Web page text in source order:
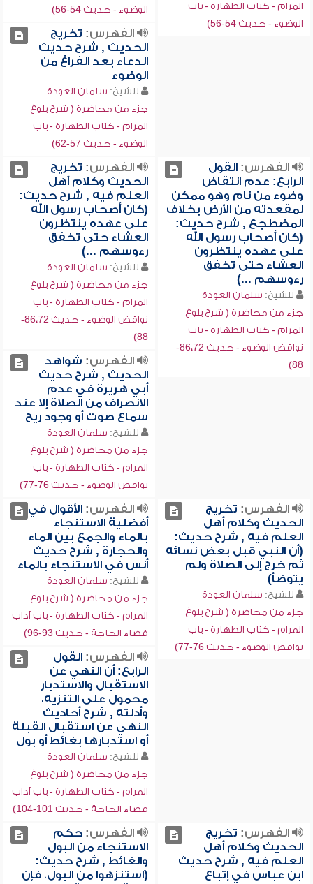
المرام - كتاب الطهارة - باب
الوضوء - حديث 54-56)
الوضوء - حديث 54-56)
الفهرس: تخريج
الحديث , شرح حديث
الدعاء بعد الفراغ من
الوضوء
للشيخ: سلمان العودة
جزء من محاضرة ( شرح بلوغ
المرام - كتاب الطهارة - باب
الوضوء - حديث 57-62)
الفهرس:القول
الرابع: عدم انتقاض
وضوء من نام وهو ممكن
لمقعدته من الأرض بخلاف
المضطجع , شرح حديث:
(كان أصحاب رسول الله
على عهده ينتظرون
العشاء حتى تخفق
رءوسهم ...)
للشيخ: سلمان العودة
جزء من محاضرة ( شرح بلوغ
المرام - كتاب الطهارة - باب
نواقض الوضوء - حديث 86،72-
88)
الفهرس: تخريج
الحديث وكلام أهل
العلم فيه , شرح حديث:
(كان أصحاب رسول الله
على عهده ينتظرون
العشاء حتى تخفق
رءوسهم ...)
للشيخ: سلمان العودة
جزء من محاضرة ( شرح بلوغ
المرام - كتاب الطهارة - باب
نواقض الوضوء - حديث 86،72-
88)
الفهرس: شواهد
الحديث , شرح حديث
أبي هريرة في عدم
الانصراف من الصلاة إلا عند
سماع صوت أو وجود ريح
للشيخ: سلمان العودة
جزء من محاضرة ( شرح بلوغ
المرام - كتاب الطهارة - باب
نواقض الوضوء - حديث 76-77)
الفهرس: تخريج
الحديث وكلام أهل
العلم فيه , شرح حديث:
(أن النبي قبل بعض نسائه
ثم خرج إلى الصلاة ولم
يتوضأ)
للشيخ: سلمان العودة
جزء من محاضرة ( شرح بلوغ
المرام - كتاب الطهارة - باب
نواقض الوضوء - حديث 76-77)
الفهرس:الأقوال في
أفضلية الاستنجاء
بالماء والجمع بين الماء
والحجارة , شرح حديث
أنس في الاستنجاء بالماء
للشيخ: سلمان العودة
جزء من محاضرة ( شرح بلوغ
المرام - كتاب الطهارة - باب آداب
قضاء الحاجة - حديث 93-96)
الفهرس:القول
الرابع: أن النهي عن
الاستقبال والاستدبار
محمول على التنزيه،
وأدلته , شرح أحاديث
النهي عن استقبال القبلة
أو استدبارها بغائط أو بول
للشيخ: سلمان العودة
جزء من محاضرة ( شرح بلوغ
المرام - كتاب الطهارة - باب آداب
قضاء الحاجة - حديث 101-104)
الفهرس: تخريج
الحديث وكلام أهل
العلم فيه , شرح حديث
ابن عباس في إتباع
الفهرس:حكم
الاستنجاء من البول
والغائط , شرح حديث:
(استنزهوا من البول، فإن